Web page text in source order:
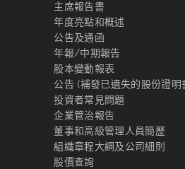
主席報告書
年度亮點和概述
公告及通函
年報/中期報告
股本變動報表
公告 (補發已遺失的股份證明
投資者常見問題
企業管治報告
董事和高級管理人員簡歷
組織章程大綱及公司細則
股價查詢